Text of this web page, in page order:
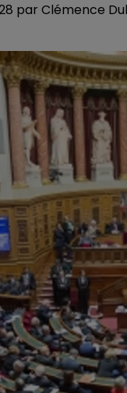
par Clémence